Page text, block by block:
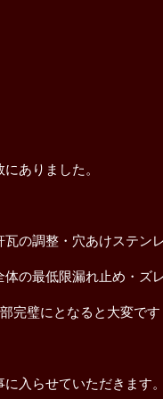
ありました。
の調整・穴あけステン
の最低限漏れ止め・ズレ
完璧にとなると大変です
入らせていただきます。